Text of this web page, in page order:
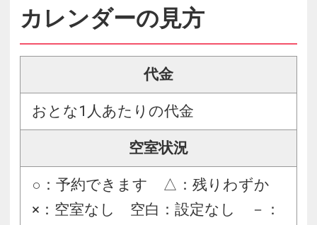
カレンダーの見方
代金
おとな1人あたりの代金
空室状況
○：予約できます △：残りわずか
×：空室なし 空白：設定なし －：